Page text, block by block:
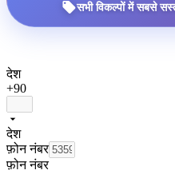
सभी विकल्पों में सबसे
देश
+90
देश
फ़ोन नंबर
फ़ोन नंबर